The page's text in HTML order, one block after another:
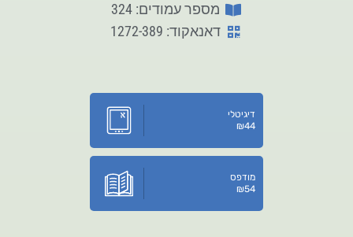
מספר עמודים: 324
דאנאקוד: 1272-389
דיגיטלי
₪44
מודפס
₪54